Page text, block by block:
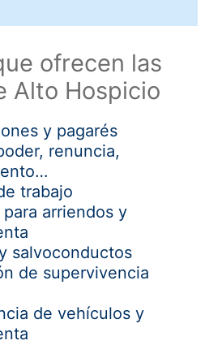
ofrecen las
Alto Hospicio
y pagarés
renuncia,
trabajo
arriendos y
salvoconductos
de supervivencia
de vehículos y